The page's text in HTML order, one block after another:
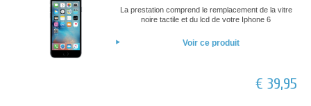
La prestation comprend le remplacement de la vitre
noire tactile et du lcd de votre Iphone 6
Voir ce produit
€ 39,95